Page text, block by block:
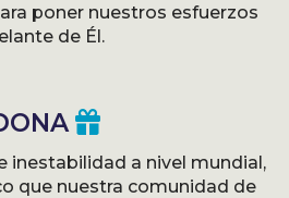
poner nuestros esfuerzos
de Él.
inestabilidad a nivel mundial,
que nuestra comunidad de